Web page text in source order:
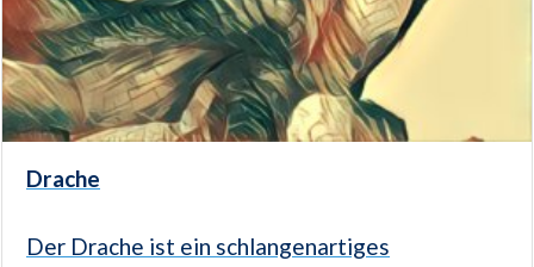
Drache
Der Drache ist ein schlangenartiges